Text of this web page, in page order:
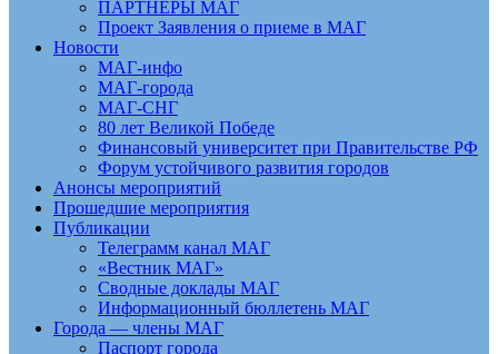
ПАРТНЕРЫ МАГ
Проект Заявления о приеме в МАГ
Новости
МАГ-инфо
МАГ-города
МАГ-СНГ
80 лет Великой Победе
Финансовый университет при Правительстве РФ
Форум устойчивого развития городов
Анонсы мероприятий
Прошедшие мероприятия
Публикации
Телеграмм канал МАГ
«Вестник МАГ»
Сводные доклады МАГ
Информационный бюллетень МАГ
Города — члены МАГ
Паспорт города